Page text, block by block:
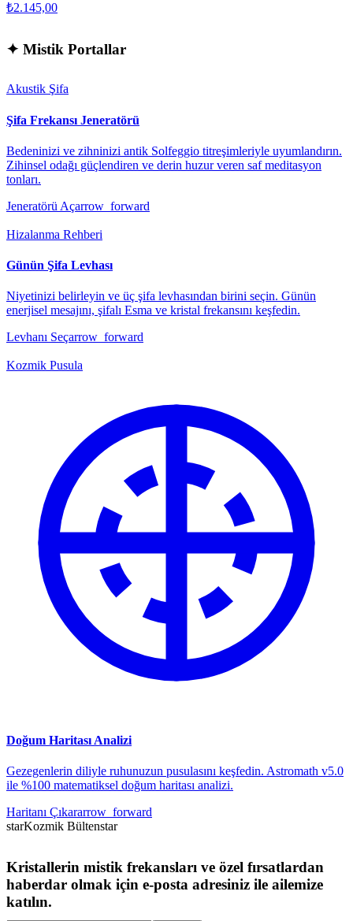
₺2.145,00
✦ Mistik Portallar
Akustik Şifa
Şifa Frekansı Jeneratörü
Bedeninizi ve zihninizi antik Solfeggio titreşimleriyle uyumlandırın.
Zihinsel odağı güçlendiren ve derin huzur veren saf meditasyon
tonları.
Jeneratörü Açarrow_forward
Hizalanma Rehberi
Günün Şifa Levhası
Niyetinizi belirleyin ve üç şifa levhasından birini seçin. Günün
enerjisel mesajını, şifalı Esma ve kristal frekansını keşfedin.
Levhanı Seçarrow_forward
Kozmik Pusula
Doğum Haritası Analizi
Gezegenlerin diliyle ruhunuzun pusulasını keşfedin. Astromath v5.0
ile %100 matematiksel doğum haritası analizi.
Haritanı Çıkararrow_forward
starKozmik Bültenstar
Kristallerin mistik frekansları ve özel fırsatlardan
haberdar olmak için e-posta adresiniz ile ailemize
katılın.